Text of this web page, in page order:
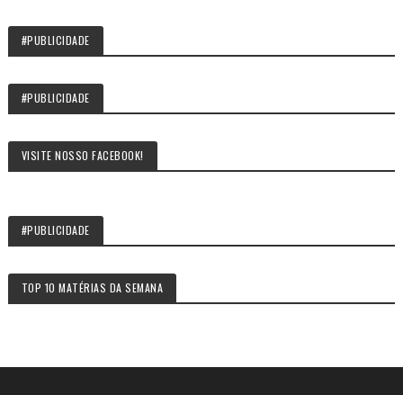
#PUBLICIDADE
#PUBLICIDADE
VISITE NOSSO FACEBOOK!
#PUBLICIDADE
TOP 10 MATÉRIAS DA SEMANA